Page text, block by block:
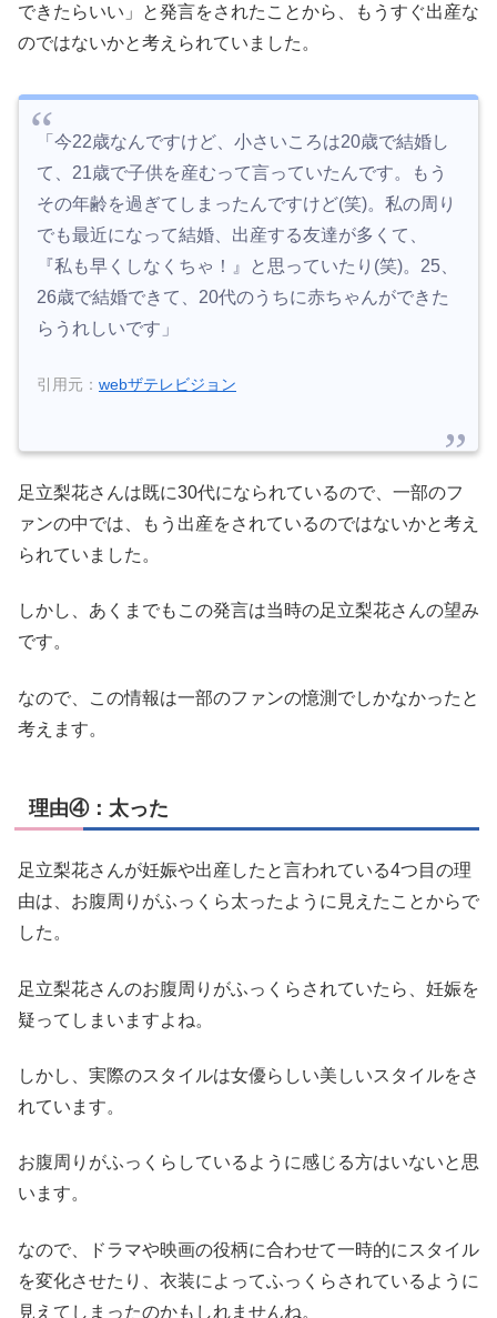
できたらいい」と発言をされたことから、もうすぐ出産な
のではないかと考えられていました。
「今22歳なんですけど、小さいころは20歳で結婚し
て、21歳で子供を産むって言っていたんです。もう
その年齢を過ぎてしまったんですけど(笑)。私の周り
でも最近になって結婚、出産する友達が多くて、
『私も早くしなくちゃ！』と思っていたり(笑)。25、
26歳で結婚できて、20代のうちに赤ちゃんができた
らうれしいです」
引用元： webザテレビジョン
足立梨花さんは既に30代になられているので、一部のフ
ァンの中では、もう出産をされているのではないかと考え
られていました。
しかし、あくまでもこの発言は当時の足立梨花さんの望み
です。
なので、この情報は一部のファンの憶測でしかなかったと
考えます。
理由④：太った
足立梨花さんが妊娠や出産したと言われている4つ目の理
由は、お腹周りがふっくら太ったように見えたことからで
した。
足立梨花さんのお腹周りがふっくらされていたら、妊娠を
疑ってしまいますよね。
しかし、実際のスタイルは女優らしい美しいスタイルをさ
れています。
お腹周りがふっくらしているように感じる方はいないと思
います。
なので、ドラマや映画の役柄に合わせて一時的にスタイル
を変化させたり、衣装によってふっくらされているように
見えてしまったのかもしれませんね。